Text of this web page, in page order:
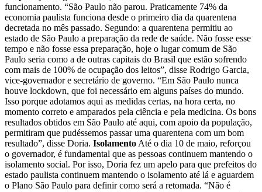
funcionamento. “São Paulo não parou. Praticamente 74% da
economia paulista funciona desde o primeiro dia da quarentena
decretada no mês passado. Segundo: a quarentena permitiu ao
estado de São Paulo a preparação da rede de saúde. Não fosse esse
tempo e não fosse essa preparação, hoje o lugar comum de São
Paulo seria como a de outras capitais do Brasil que estão sofrendo
com mais de 100% de ocupação dos leitos”, disse Rodrigo Garcia,
vice-governador e secretário de governo. “Em São Paulo nunca
houve lockdown, que foi necessário em alguns países do mundo.
Isso porque adotamos aqui as medidas certas, na hora certa, no
momento correto e amparados pela ciência e pela medicina. Os bons
resultados obtidos em São Paulo até aqui, com apoio da população,
permitiram que pudéssemos passar uma quarentena com um bom
resultado”, disse Doria. Isolamento Até o dia 10 de maio, reforçou
o governador, é fundamental que as pessoas continuem mantendo o
isolamento social. Por isso, Doria fez um apelo para que prefeitos do
estado paulista continuem mantendo o isolamento até lá e aguardem
o Plano São Paulo para definir como será a retomada. “Não é